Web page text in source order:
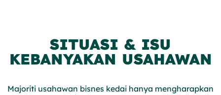
SITUASI & ISU
KEBANYAKAN USAHAWAN
Majoriti usahawan bisnes kedai hanya mengharapkan